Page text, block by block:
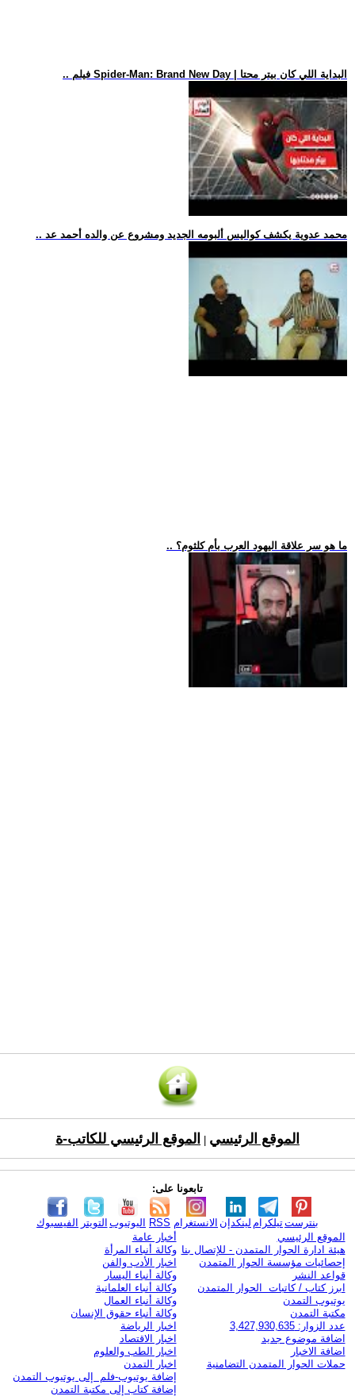
.. فيلم Spider-Man: Brand New Day | البداية اللي كان بيتر محتا
.. محمد عدوية يكشف كواليس ألبومه الجديد ومشروع عن والده أحمد عد
.. ما هو سر علاقة اليهود العرب بأم كلثوم؟
الموقع الرئيسي الموقع الرئيسي للكاتب-ة
تابعونا على:
الفيسبوك التويتر اليوتيوب RSS الانستغرام لينكدإن تيلكرامبنترست
الموقع الرئيسي
هيئة ادارة الحوار المتمدن - للإتصال بنا
إحصائيات مؤسسة الحوار المتمدن
قواعد النشر
ابرز كتاب / كاتبات الحوار المتمدن
يوتيوب التمدن
مكتبة التمدن
عدد الزوار: 3,427,930,635
اضافة موضوع جديد
اضافة الاخبار
حملات الحوار المتمدن التضامنية
أخبار عامة
وكالة أنباء المرأة
اخبار الأدب والفن
وكالة أنباء اليسار
وكالة أنباء العلمانية
وكالة أنباء العمال
وكالة أنباء حقوق الإنسان
اخبار الرياضة
اخبار الاقتصاد
اخبار الطب والعلوم
اخبار التمدن
إضافة يوتيوب-فلم إلى يوتيوب التمدن
إضافة كتاب إلى مكتبة التمدن